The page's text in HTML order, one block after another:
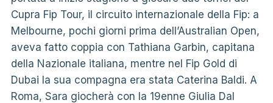
Cupra Fip Tour, il circuito internazionale della Fip: a
Melbourne, pochi giorni prima dell’Australian Open,
aveva fatto coppia con Tathiana Garbin, capitana
della Nazionale italiana, mentre nel Fip Gold di
Dubai la sua compagna era stata Caterina Baldi. A
Roma, Sara giocherà con la 19enne Giulia Dal